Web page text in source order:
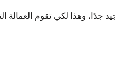
جدًا، وهذا لكي تقوم العمالة